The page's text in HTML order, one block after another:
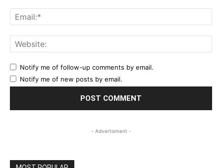
Notify me of follow-up comments by email.
Notify me of new posts by email.
- Advertisment -